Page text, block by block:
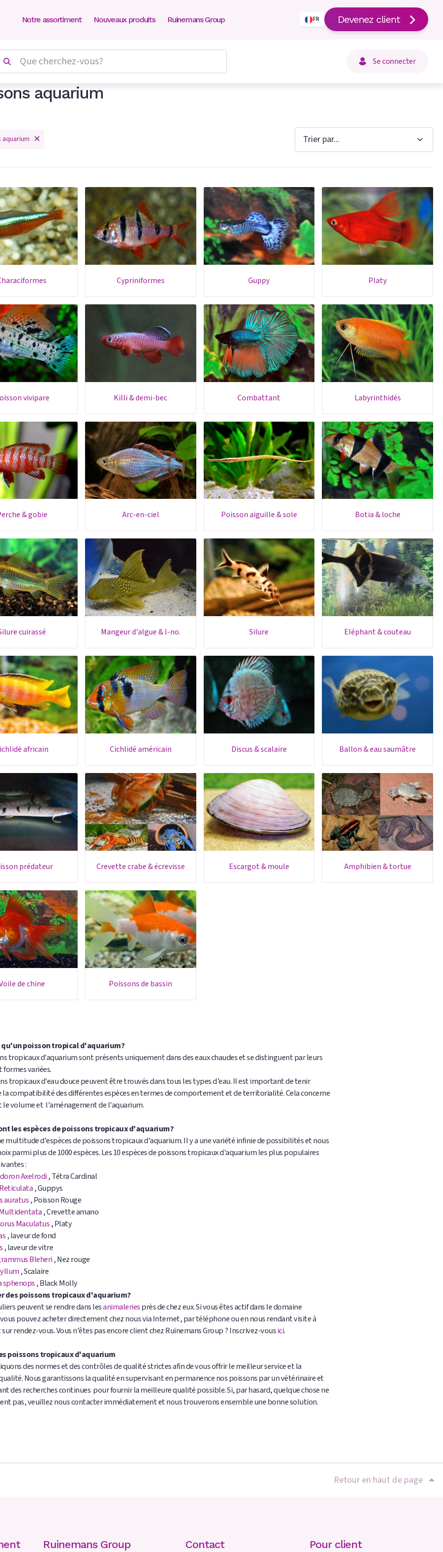
Notre assortiment Nouveaux produits Ruinemans Group FR Devenez client
Se connecter
aquarium
characiformes cypriniformes guppy platy
vivipare killi & demi-bec combattant labyrinthidés
perche & gobie arc-en-ciel poisson aiguille & sole botia & loche
silure cuirassé mangeur d'algue & l-no. silure eléphant & couteau
cichlidé africain cichlidé américain discus & scalaire ballon & eau saumâtre
prédateur crevette crabe & écrevisse escargot & moule amphibien & tortue
voile de chine poissons de bassin
poisson tropical d'aquarium?
tropicaux d'aquarium sont présents uniquement dans des eaux chaudes et se distinguent par leurs
variées.
tropicaux d'eau douce peuvent être trouvés dans tous les types d’eau. Il est important de tenir
compatibilité des différentes espèces en termes de comportement et de territorialité. Cela concerne
le volume et l'aménagement de l'aquarium.
les espèces de poissons tropicaux d'aquarium?
multitude d'espèces de poissons tropicaux d'aquarium. Il y a une variété infinie de possibilités et nous
parmi plus de 1000 espèces. Les 10 espèces de poissons tropicaux d'aquarium les plus populaires
:
Axelrodi, Tétra Cardinal
, Guppys
auratus , Poisson Rouge
, Crevette amano
Maculatus ,Platy
, laveur de fond
, laveur de vitre
Bleheri, Nez rouge
, Scalaire
sphenops , Black Molly
des poissons tropicaux d'aquarium?
peuvent se rendre dans lesanimaleriesprès de chez eux. Si vous êtes actif dans le domaine
pouvez acheter directement chez nous via Internet, par téléphone ou en nous rendant visite à
rendez-vous. Vous n'êtes pas encore client chez Ruinemans Group ? Inscrivez-vousici.
poissons tropicaux d'aquarium
des normes et des contrôles de qualité strictes afin de vous offrir le meilleur service et la
Nous garantissons la qualité en supervisant en permanence nos poissons par un vétérinaire et
des recherches continues pour fournir la meilleure qualité possible. Si, par hasard, quelque chose ne
pas, veuillez nous contacter immédiatement et nous trouverons ensemble une bonne solution.
Retour en haut de page
Ruinemans Group Contact Pour client